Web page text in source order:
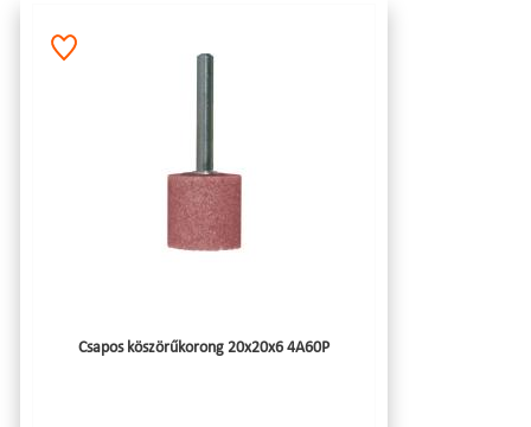
Csapos köszörűkorong 20x20x6 4A60P